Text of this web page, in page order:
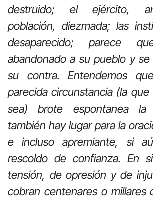
destruido; el ejército,
población, diezmada; las
desaparecido; parece
abandonado a su pueblo y
su contra. Entendemos
parecida circunstancia (la
sea) brote espontanea la
también hay lugar para la
e incluso apremiante, si
rescoldo de confianza. En
tensión, de opresión y de
cobran centenares o millares